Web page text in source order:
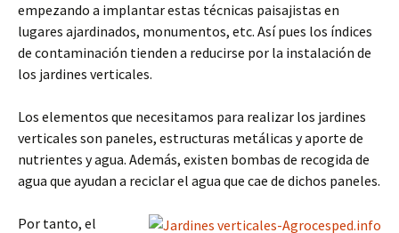
empezando a implantar estas técnicas paisajistas en
lugares ajardinados, monumentos, etc. Así pues los índices
de contaminación tienden a reducirse por la instalación de
los jardines verticales.
Los elementos que necesitamos para realizar los jardines
verticales son paneles, estructuras metálicas y aporte de
nutrientes y agua. Además, existen bombas de recogida de
agua que ayudan a reciclar el agua que cae de dichos paneles.
Por tanto, el